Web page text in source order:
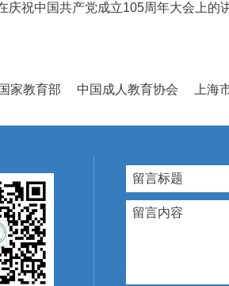
庆祝中国共产党成立105周年大会上的
国家教育部 中国成人教育协会 上海